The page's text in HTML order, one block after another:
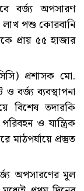
বর্জ্য অপসারণ
লাখ পশু কোরবানি
প্রায় ৫৫ হাজার
প্রশাসক মো.
ব্যবস্থাপনা
বিশেষ তদারকি
ও যান্ত্রিক
মাঠপর্যায়ে প্রস্তুত
অপসারণের মূল